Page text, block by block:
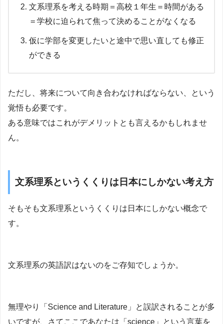
文系理系を考える時期＝高校１年生＝時間がある
＝学校に迫られて焦って決めることがなくなる
仮に学部を変更したいと途中で思い直しても修正
ができる
ただし、将来について向き合わなければならない、という
覚悟も必要です。
ある意味ではこれがデメリットとも言えるかもしれませ
ん。
文系理系というくくりは日本にしかない考え方
そもそも文系理系というくくりは日本にしかない概念で
す。
文系理系の英語訳はないのをご存知でしょうか。
無理やり「Science and Literature」と誤訳されることが多
いですが、さてここであなたは「science」という言葉を